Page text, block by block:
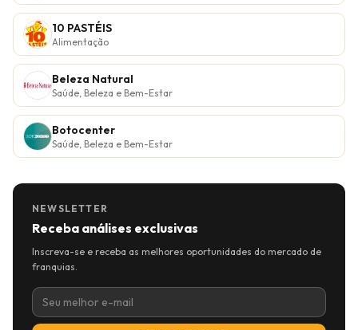
10 PASTÉIS
Alimentação
Beleza Natural
Saúde, Beleza e Bem-Estar
Botocenter
Saúde, Beleza e Bem-Estar
NEWSLETTER
Receba análises exclusivas
Inscreva-se e receba as melhores oportunidades do mercado de
franquias.